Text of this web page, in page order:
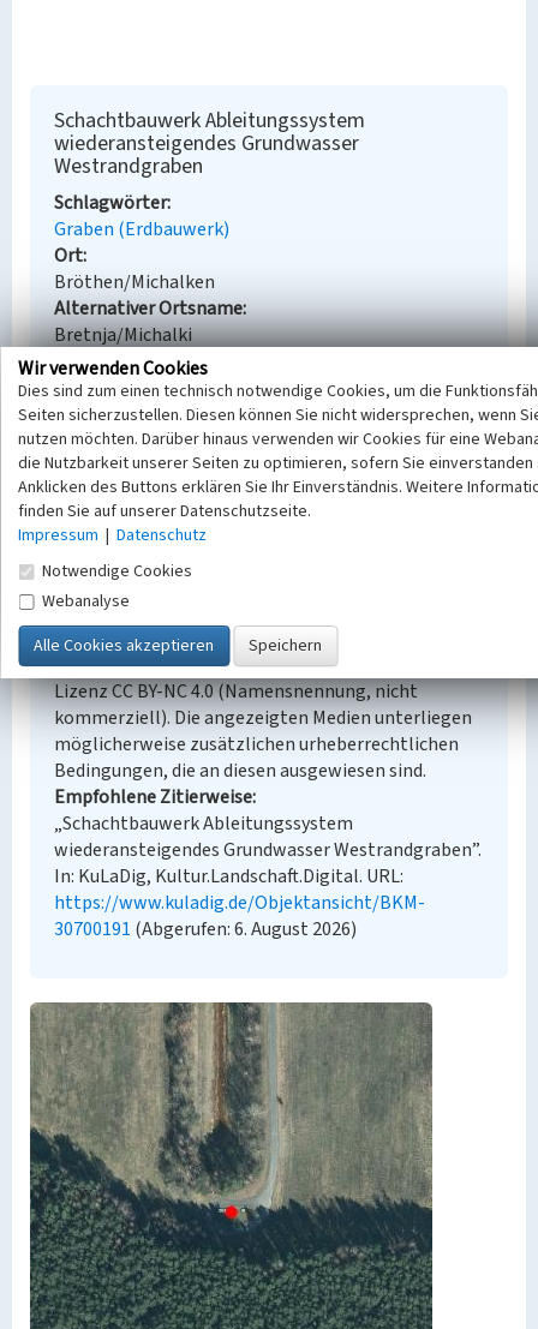
Schachtbauwerk Ableitungssystem
wiederansteigendes Grundwasser
Westrandgraben
Schlagwörter
Graben (Erdbauwerk)
Ort
Bröthen/Michalken
Alternativer Ortsname
Bretnja/Michalki
Fachsicht(en)
Denkmalpflege
Erfassungsmaßstab
Keine Angabe
Erfassungsmethode
Übernahme aus externer Fachdatenbank
Empfohlene Zitierweise
Urheberrechtlicher Hinweis
Der hier präsentierte Inhalt steht unter der freien
Lizenz CC BY-NC 4.0 (Namensnennung, nicht
kommerziell). Die angezeigten Medien unterliegen
möglicherweise zusätzlichen urheberrechtlichen
Bedingungen, die an diesen ausgewiesen sind.
Empfohlene Zitierweise
„Schachtbauwerk Ableitungssystem
wiederansteigendes Grundwasser Westrandgraben”.
In: KuLaDig, Kultur.Landschaft.Digital. URL:
https://www.kuladig.de/Objektansicht/BKM-
30700191 (Abgerufen: 6. August 2026)
Wir verwenden Cookies
Dies sind zum einen technisch notwendige Cookies, um die
Seiten sicherzustellen. Diesen können Sie nicht widersprechen, wenn
nutzen möchten. Darüber hinaus verwenden wir Cookies für eine
die Nutzbarkeit unserer Seiten zu optimieren, sofern Sie einverstanden
Anklicken des Buttons erklären Sie Ihr Einverständnis. Weitere
finden Sie auf unserer Datenschutzseite.
Impressum | Datenschutz
Notwendige Cookies
Webanalyse